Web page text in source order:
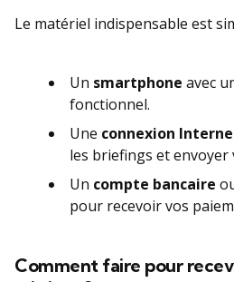
Le matériel indispensable est
Un smartphone avec
fonctionnel.
Une connexion
les briefings et envoyer
Un compte bancaire
pour recevoir vos
Comment faire pour